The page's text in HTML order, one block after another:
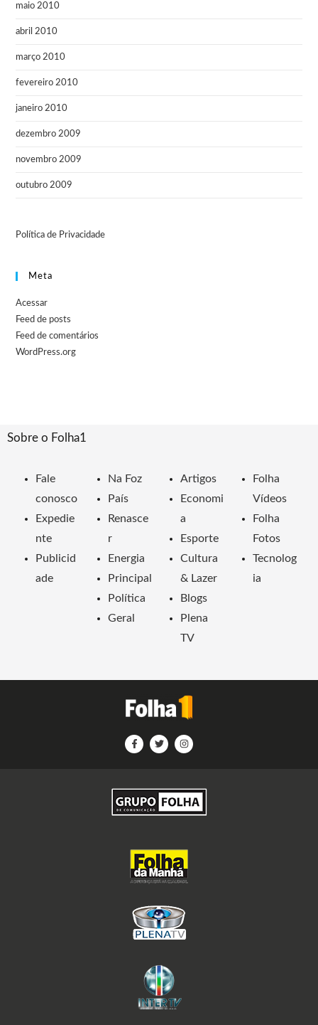
maio 2010
abril 2010
março 2010
fevereiro 2010
janeiro 2010
dezembro 2009
novembro 2009
outubro 2009
Política de Privacidade
Meta
Acessar
Feed de posts
Feed de comentários
WordPress.org
Sobre o Folha1
Fale
conosco
Expedie
nte
Publicid
ade
Na Foz
País
Renasce
r
Energia
Principal
Política
Geral
Artigos
Economi
a
Esporte
Cultura
& Lazer
Blogs
Plena
TV
Folha
Vídeos
Folha
Fotos
Tecnolog
ia